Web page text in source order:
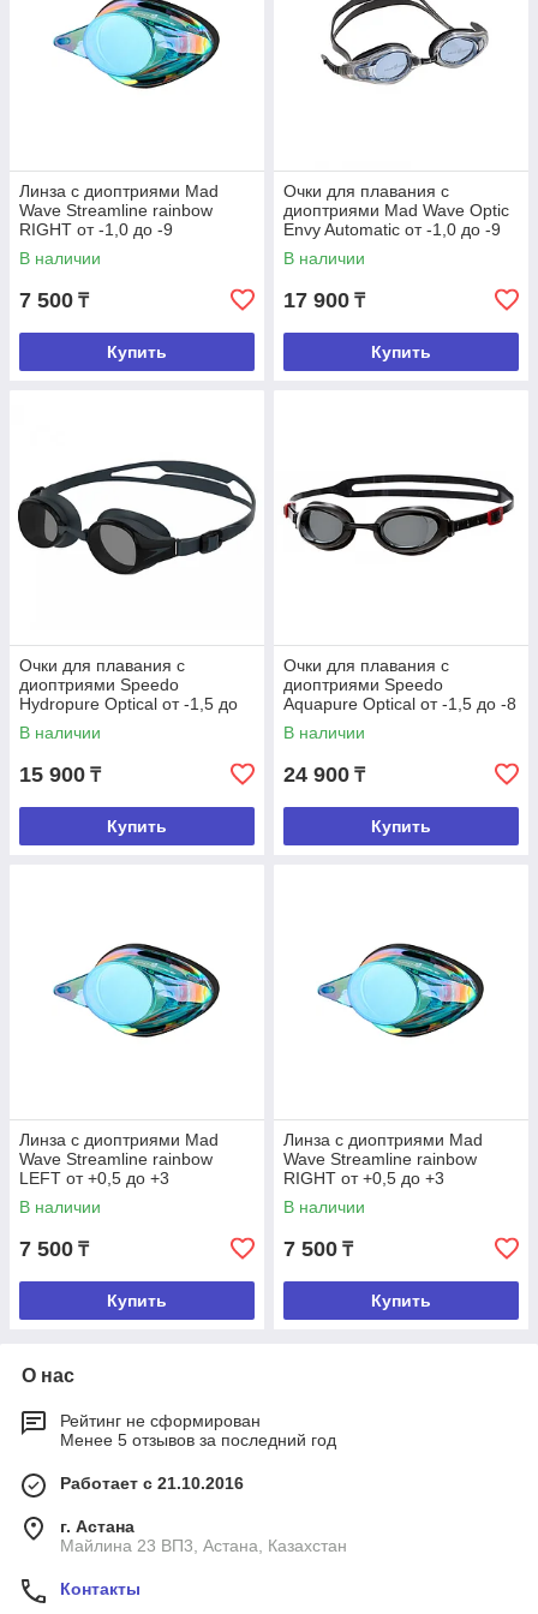
Линза с диоптриями Mad
Wave Streamline rainbow
RIGHT от -1,0 до -9
В наличии
7 500 ₸
Купить
Очки для плавания с
диоптриями Mad Wave Optic
Envy Automatic от -1,0 до -9
В наличии
17 900 ₸
Купить
Очки для плавания с
диоптриями Speedo
Hydropure Optical от -1,5 до
-8
В наличии
15 900 ₸
Купить
Очки для плавания с
диоптриями Speedo
Aquapure Optical от -1,5 до -8
В наличии
24 900 ₸
Купить
Линза с диоптриями Mad
Wave Streamline rainbow
LEFT от +0,5 до +3
В наличии
7 500 ₸
Купить
Линза с диоптриями Mad
Wave Streamline rainbow
RIGHT от +0,5 до +3
В наличии
7 500 ₸
Купить
О нас
Рейтинг не сформирован
Менее 5 отзывов за последний год
Работает с 21.10.2016
г. Астана
Майлина 23 ВП3, Астана, Казахстан
Контакты